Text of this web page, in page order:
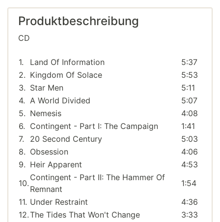
Produktbeschreibung
CD
1. Land Of Information
5:37
2. Kingdom Of Solace
5:53
3. Star Men
5:11
4. A World Divided
5:07
5. Nemesis
4:08
6. Contingent - Part I: The Campaign
1:41
7.
20 Second Century
5:03
8. Obsession
4:06
9. Heir Apparent
4:53
10.
Contingent - Part II: The Hammer Of
Remnant
1:54
11. Under Restraint
4:36
12.The Tides That Won't Change
3:33